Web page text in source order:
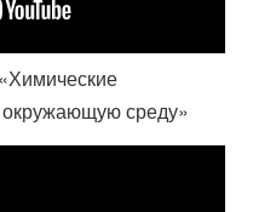
окружающую среду»